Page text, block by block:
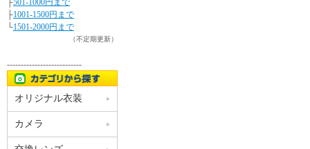
├501-1000円まで
├1001-1500円まで
└1501-2000円まで
（不定期更新）
---------------------------
オリジナル衣装
カメラ